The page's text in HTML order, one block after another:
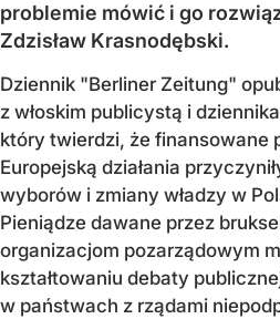
problemie mówić i go
Zdzisław Krasnodębski.
Dziennik "Berliner Zeitung"
z włoskim publicystą i
który twierdzi, że finansowane
Europejską działania
wyborów i zmiany władzy w
Pieniądze dawane przez
organizacjom pozarządowym
kształtowaniu debaty
w państwach z rządami